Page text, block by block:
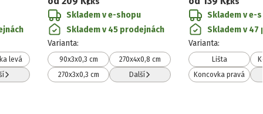
levá
Skladem v e-shopu
Skladem v 45 prodejnách
Varianta:
90x3x0,3 cm
270x4x0,8 cm
270x3x0,3 cm
Další
Skladem v e-
Skladem v 47
Varianta:
Lišta
Koncovka pravá